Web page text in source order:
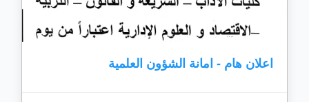
اعلان هام - امانة الشؤون العلمية